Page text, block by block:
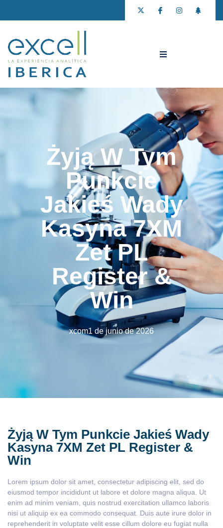
Żyją W Tym
Punkcie
Jakieś Wady
Kasyna 7XM
Zet PL
Register &
Win
xcom1 de junio de 2026
Żyją W Tym Punkcie Jakieś Wady
Kasyna 7XM Zet PL Register &
Win
Lorem ipsum dolor sit amet, consectetur adipiscing elit, sed do
eiusmod tempor incididunt ut labore et dolore magna aliqua. Ut
enim ad minim veniam, quis nostrud exercitation ullamco laboris
nisi ut aliquip ex ea commodo consequat. Duis aute irure dolor in
reprehenderit in voluptate velit esse cillum dolore eu fugiat nulla